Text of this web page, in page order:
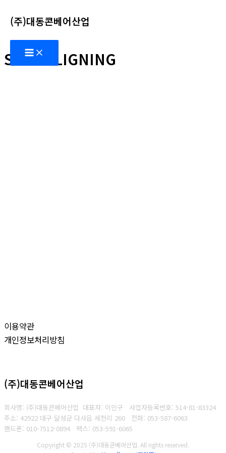
텐
츠
로
건
(주)대동콘베어산업
Main
Menu
SELF-ALIGNING
이용약관
개인정보처리방침
(주)대동콘베어산업
회사명: (주)대동콘베어산업 대표자: 이인구 사업자등록번호: 514-81-83324
주소: 42922 대구 달성군 다사읍 세천리 260 전화: 053-587-6063
핸드폰: 010-7512-0894
팩스: 053-591-6065
Copyright © 2025 (주)대동콘베어산업. All rights reserved.